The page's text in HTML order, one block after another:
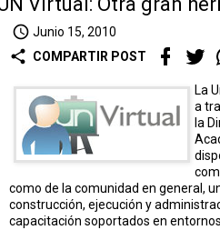
access_time Junio 15, 2010
share COMPARTIR POST
La
a
la
como de la comunidad en general,
construcción, ejecución y
capacitación soportados en